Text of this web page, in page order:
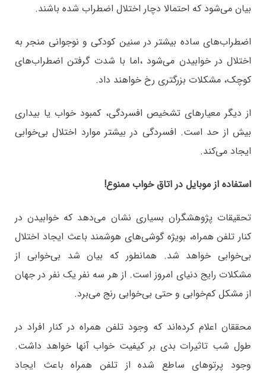
بیان می‌شود که احتمالا دچار اختلال اضطراب شده باشند.
اضطراب‌های ساده بیشتر در سنین کودکی و نوجوانی منجر به
اختلال در خوابیدن می‌شود ،اما با شدت گرفتن اضطراب‌های
کوچک، مشکلات بزرگتری رخ خواهند داد.
از دیگر معیارهای تشخیص افسردگی، کمبود خواب یا بیداری
بیش از حد است. افسردگی در بیشتر موارد اختلال بی‌خوابی
ایجاد می‌کند.
استفاده از موبایل در اتاق خواب ممنوع!
تحقیقات پژوهشگران بسیاری نشان می‌دهد که خوابیدن در
کنار تلفن همراه، بویژه گوشی‌های هوشمند باعث ایجاد اختلال
بی‌خوابی خواهد شد. همانطور که بیان شد بی‌خوابی از
مشکلات رایج دنیای امروز است. از هر سه نفر یک نفر در جهان
از مشکل کم‌خوابی و حتی بی‌خوابی رنج می‌برد.
محققان اعلام کرده‌اند که وجود تلفن همراه در کنار افراد در
طول شب تاثیرات بدی بر کیفیت خواب آنها خواهد داشت.
وجود پرتوهای ساطع شده از تلفن همراه باعث ایجاد